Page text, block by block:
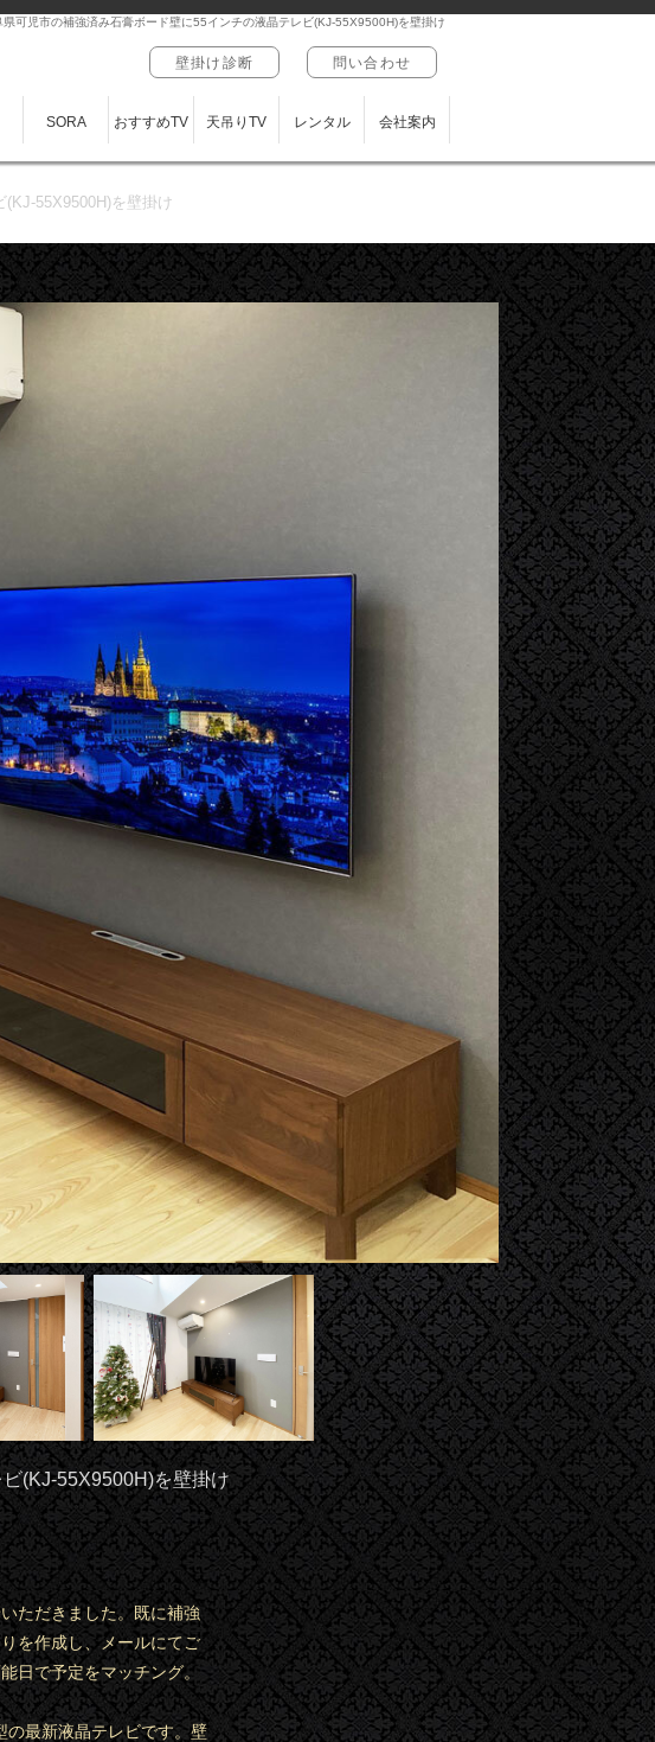
県可児市の補強済み石膏ボード壁に55インチの液晶テレビ(KJ-55X9500H)を壁掛け
壁掛け診断 問い合わせ
SORA おすすめTV 天吊りTV レンタル 会社案内
55X9500H)を壁掛け
(KJ-55X9500H)を壁掛け
ただきました。既に補強
を作成し、メールにてご
日で予定をマッチング。
の最新液晶テレビです。壁